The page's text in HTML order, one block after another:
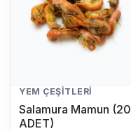
YEM ÇEŞITLERI
Salamura Mamun (20
ADET)